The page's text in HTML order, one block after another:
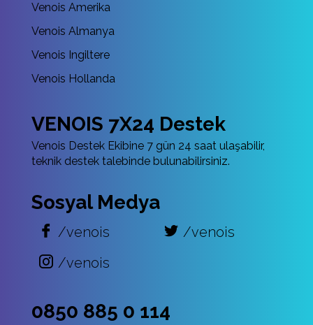
Venois Amerika
Venois Almanya
Venois Ingiltere
Venois Hollanda
VENOIS 7X24 Destek
Venois Destek Ekibine 7 gün 24 saat ulaşabilir,
teknik destek talebinde bulunabilirsiniz.
Sosyal Medya
/venois
/venois
/venois
0850 885 0 114